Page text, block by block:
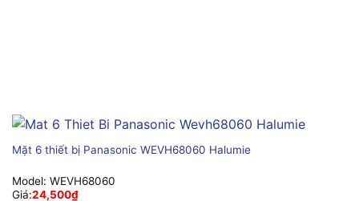
Mặt 6 thiết bị Panasonic WEVH68060 Halumie
Model: WEVH68060
Giá:24,500₫